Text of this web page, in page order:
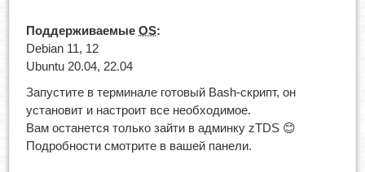
ПоддерживаемыеOS:
Debian 11, 12
Ubuntu 20.04, 22.04
Запустите в терминале готовый Bash-скрипт, он
установит и настроит все необходимое.
Вам останется только зайти в админку zTDS 😊
Подробности смотрите в вашей панели.